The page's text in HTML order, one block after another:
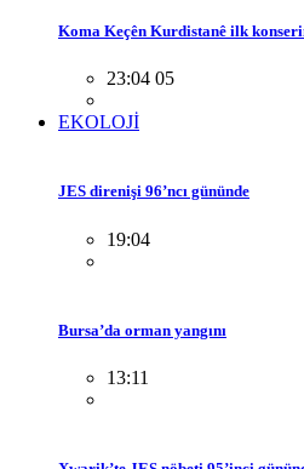
Koma Keçên Kurdistanê ilk
23:04 05
EKOLOJİ
JES direnişi 96’ncı gününde
19:04
Bursa’da orman yangını
13:11